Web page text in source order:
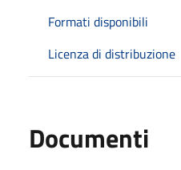
Formati disponibili
Licenza di distribuzione
Documenti